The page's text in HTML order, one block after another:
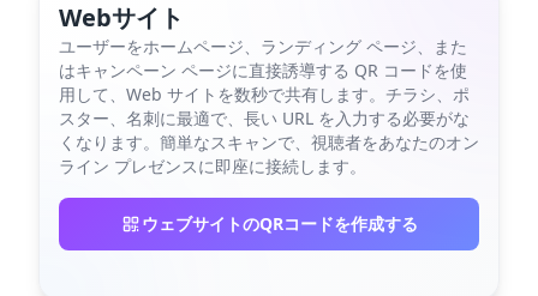
Webサイト
ユーザーをホームページ、ランディング ページ、また
はキャンペーン ページに直接誘導する QR コードを使
用して、Web サイトを数秒で共有します。チラシ、ポ
スター、名刺に最適で、長い URL を入力する必要がな
くなります。簡単なスキャンで、視聴者をあなたのオン
ライン プレゼンスに即座に接続します。
ウェブサイトのQRコードを作成する